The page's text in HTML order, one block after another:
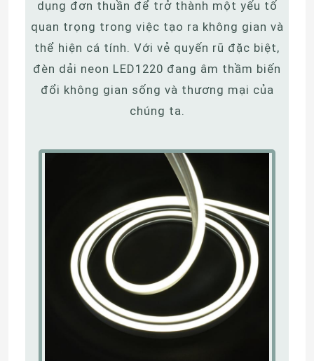
dụng đơn thuần để trở thành một yếu tố
quan trọng trong việc tạo ra không gian và
thể hiện cá tính. Với vẻ quyến rũ đặc biệt,
đèn dải neon LED1220 đang âm thầm biến
đổi không gian sống và thương mại của
chúng ta.